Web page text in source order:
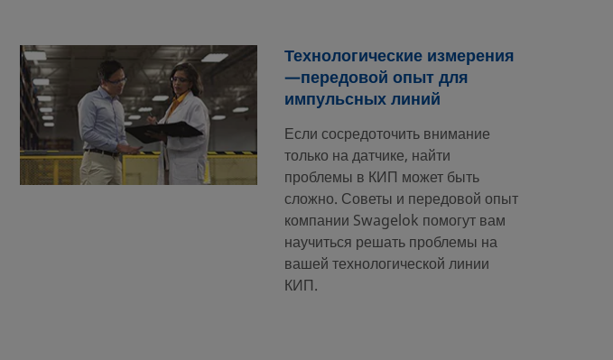
Технологические измерения
—передовой опыт для
импульсных линий
Если сосредоточить внимание
только на датчике, найти
проблемы в КИП может быть
сложно. Советы и передовой опыт
компании Swagelok помогут вам
научиться решать проблемы на
вашей технологической линии
КИП.